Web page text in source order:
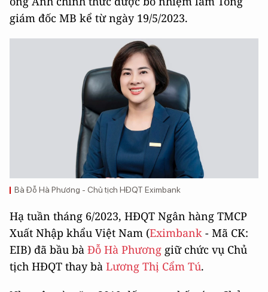
giám đốc MB kể từ ngày 19/5/2023.
Bà Đỗ Hà Phương - Chủ tịch HĐQT Eximbank
Hạ tuần tháng 6/2023, HĐQT Ngân hàng TMCP
Xuất Nhập khẩu Việt Nam (Eximbank - Mã CK:
EIB) đã bầu bà Đỗ Hà Phương giữ chức vụ Chủ
tịch HĐQT thay bà Lương Thị Cẩm Tú.